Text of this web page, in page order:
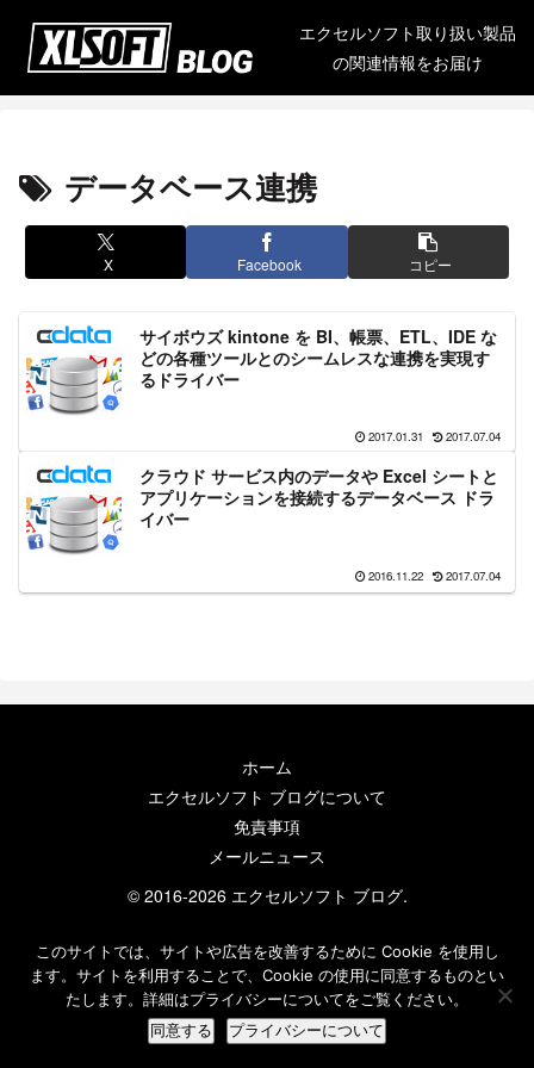
エクセルソフト取り扱い製品
の関連情報をお届け
データベース連携
X Facebook コピー
サイボウズ kintone を BI、帳票、ETL、IDE な
どの各種ツールとのシームレスな連携を実現す
るドライバー
2017.01.31 2017.07.04
クラウド サービス内のデータや Excel シートと
アプリケーションを接続するデータベース ドラ
イバー
2016.11.22 2017.07.04
ホーム
エクセルソフト ブログについて
免責事項
メールニュース
© 2016-2026 エクセルソフト ブログ.
このサイトでは、サイトや広告を改善するために Cookie を使用し
ます。サイトを利用することで、Cookie の使用に同意するものとい
たします。詳細はプライバシーについてをご覧ください。
同意する プライバシーについて